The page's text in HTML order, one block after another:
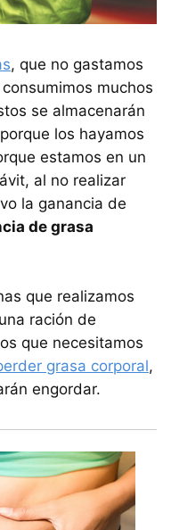
, que no gastamos
muchos
se almacenarán
los hayamos
estamos en un
al no realizar
la ganancia de
de grasa
que realizamos
ración de
que necesitamos
grasa corporal,
engordar.